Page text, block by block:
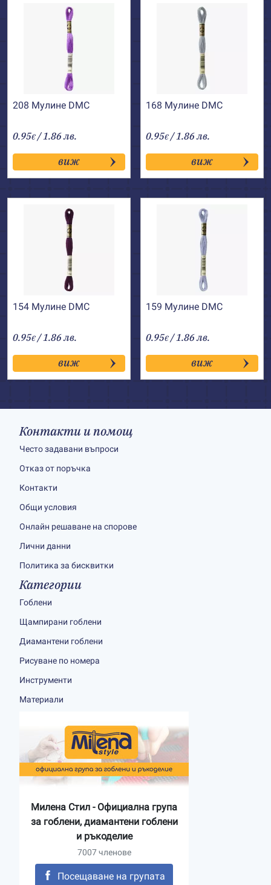
208 Мулине DMC
0.95€ / 1.86 лв.
виж
168 Мулине DMC
0.95€ / 1.86 лв.
виж
154 Мулине DMC
0.95€ / 1.86 лв.
виж
159 Мулине DMC
0.95€ / 1.86 лв.
виж
Контакти и помощ
Често задавани въпроси
Отказ от поръчка
Контакти
Общи условия
Онлайн решаване на спорове
Лични данни
Политика за бисквитки
Категории
Гоблени
Щампирани гоблени
Диамантени гоблени
Рисуване по номера
Инструменти
Материали
Милена Стил - Официална група
за гоблени, диамантени гоблени
и ръкоделие
7007 членове
Посещаване на групата